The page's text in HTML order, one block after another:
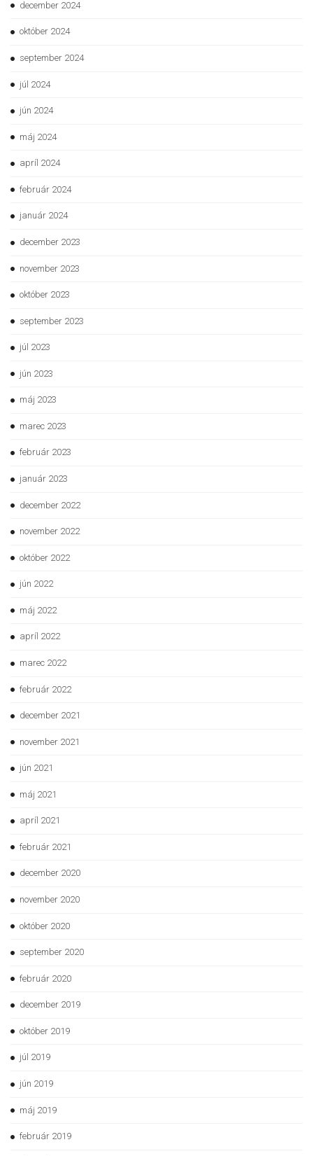
december 2024
október 2024
september 2024
júl 2024
jún 2024
máj 2024
apríl 2024
február 2024
január 2024
december 2023
november 2023
október 2023
september 2023
júl 2023
jún 2023
máj 2023
marec 2023
február 2023
január 2023
december 2022
november 2022
október 2022
jún 2022
máj 2022
apríl 2022
marec 2022
február 2022
december 2021
november 2021
jún 2021
máj 2021
apríl 2021
február 2021
december 2020
november 2020
október 2020
september 2020
február 2020
december 2019
október 2019
júl 2019
jún 2019
máj 2019
február 2019